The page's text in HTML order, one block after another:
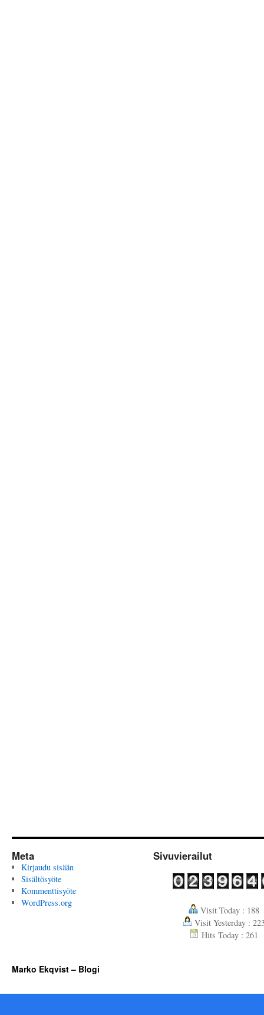
Meta
Kirjaudu sisään
Sisältösyöte
Kommenttisyöte
WordPress.org
Sivuvierailut
Visit Today : 188
Visit Yesterday :
Hits Today : 261
Marko Ekqvist – Blogi